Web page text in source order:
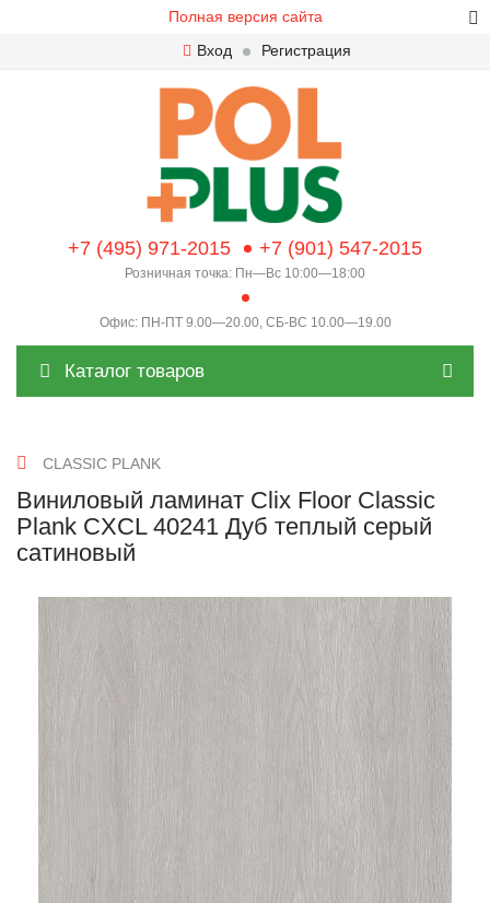
Полная версия сайта
Вход
Регистрация
+7 (495) 971-2015 +7 (901) 547-2015
Розничная точка: Пн—Вс 10:00—18:00
Офис: ПН-ПТ 9.00—20.00, СБ-ВС 10.00—19.00
Каталог товаров
CLASSIC PLANK
Виниловый ламинат Clix Floor Classic
Plank CXCL 40241 Дуб теплый серый
сатиновый